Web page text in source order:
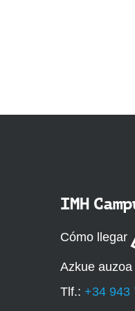
IMH
Cómo llegar
Azkue auzoa
Tlf.: +34 943